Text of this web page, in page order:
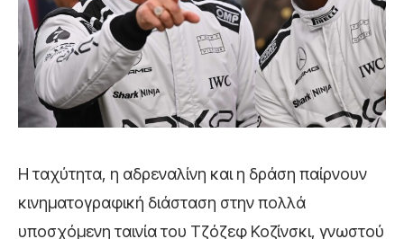
Η ταχύτητα, η αδρεναλίνη και η δράση παίρνουν
κινηματογραφική διάσταση στην πολλά
υποσχόμενη ταινία του Τζόζεφ Κοζίνσκι, γνωστού